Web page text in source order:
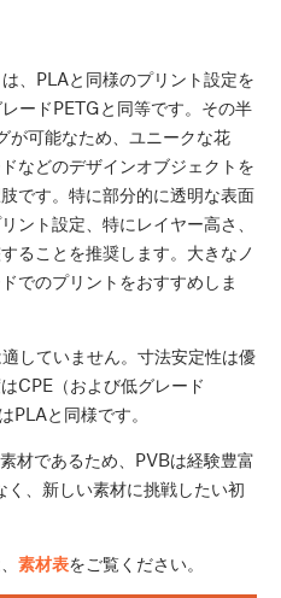
は、PLAと同様のプリント設定を
ードPETGと同等です。その半
が可能なため、ユニークな花
などのデザインオブジェクトを
です。特に部分的に透明な表面
ント設定、特にレイヤー高さ、
ることを推奨します。大きなノ
でのプリントをおすすめしま
していません。寸法安定性は優
CPE（および低グレード
PLAと同様です。
材であるため、PVBは経験豊富
、新しい素材に挑戦したい初
素材表をご覧ください。